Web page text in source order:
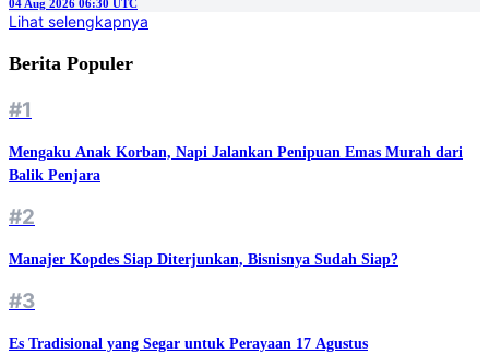
04 Aug 2026 06:30 UTC
Lihat selengkapnya
Berita Populer
#1
Mengaku Anak Korban, Napi Jalankan Penipuan Emas Murah dari
Balik Penjara
#2
Manajer Kopdes Siap Diterjunkan, Bisnisnya Sudah Siap?
#3
Es Tradisional yang Segar untuk Perayaan 17 Agustus